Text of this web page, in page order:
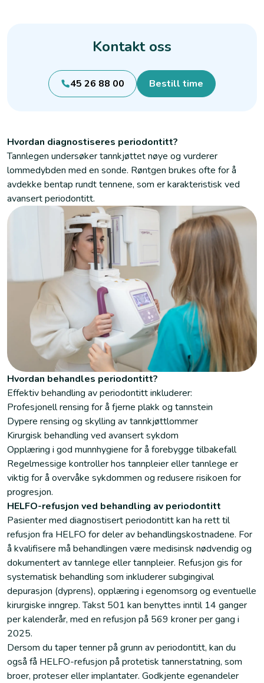
Kontakt oss
45 26 88 00 Bestill time
Hvordan diagnostiseres periodontitt?
Tannlegen undersøker tannkjøttet nøye og vurderer
lommedybden med en sonde. Røntgen brukes ofte for å
avdekke bentap rundt tennene, som er karakteristisk ved
avansert periodontitt.
Hvordan behandles periodontitt?
Effektiv behandling av periodontitt inkluderer:
Profesjonell rensing for å fjerne plakk og tannstein
Dypere rensing og skylling av tannkjøttlommer
Kirurgisk behandling ved avansert sykdom
Opplæring i god munnhygiene for å forebygge tilbakefall
Regelmessige kontroller hos tannpleier eller tannlege er
viktig for å overvåke sykdommen og redusere risikoen for
progresjon.
HELFO-refusjon ved behandling av periodontitt
Pasienter med diagnostisert periodontitt kan ha rett til
refusjon fra HELFO for deler av behandlingskostnadene. For
å kvalifisere må behandlingen være medisinsk nødvendig og
dokumentert av tannlege eller tannpleier. Refusjon gis for
systematisk behandling som inkluderer subgingival
depurasjon (dyprens), opplæring i egenomsorg og eventuelle
kirurgiske inngrep. Takst 501 kan benyttes inntil 14 ganger
per kalenderår, med en refusjon på 569 kroner per gang i
2025.
Dersom du taper tenner på grunn av periodontitt, kan du
også få HELFO-refusjon på protetisk tannerstatning, som
broer, proteser eller implantater. Godkjente egenandeler